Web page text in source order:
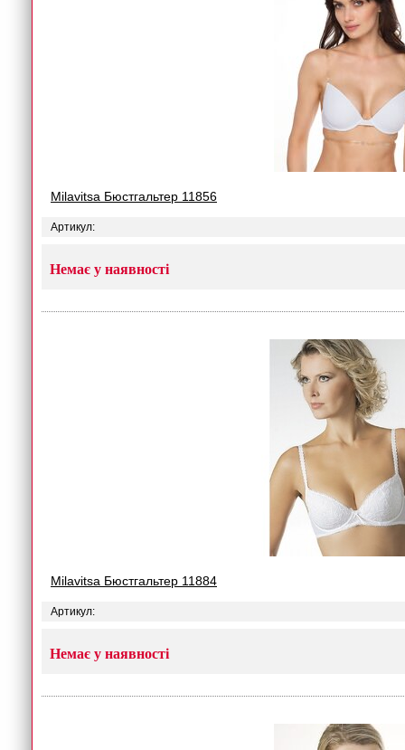
Milavitsa Бюстгальтер 11856
Артикул:
Немає у наявності
Milavitsa Бюстгальтер 11884
Артикул:
Немає у наявності